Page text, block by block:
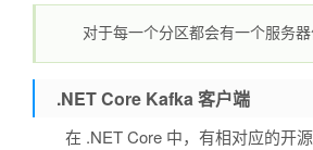
对于每一个分区都会有一个服务
.NET Core Kafka 客户端
在 .NET Core 中，有相对应的开